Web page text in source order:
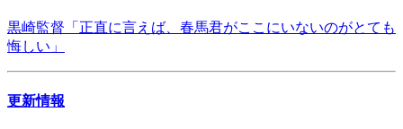
黒崎監督「正直に言えば、春馬君がここにいないのがとても
悔しい」
更新情報